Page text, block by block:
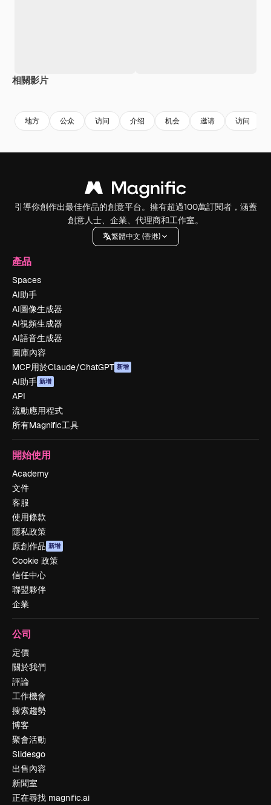
相關影片
地方 公众 访问 介绍 机会 邀请 访问
引導你創作出最佳作品的創意平台。擁有超過100萬訂閱者，涵蓋
創意人士、企業、代理商和工作室。
繁體中文 (香港)
產品
Spaces
AI助手
AI圖像生成器
AI視頻生成器
AI語音生成器
圖庫內容
MCP用於Claude/ChatGPT 新增
AI助手 新增
API
流動應用程式
所有Magnific工具
開始使用
Academy
文件
客服
使用條款
隱私政策
原創作品 新增
Cookie 政策
信任中心
聯盟夥伴
企業
公司
定價
關於我們
評論
工作機會
搜索趨勢
博客
聚會活動
Slidesgo
出售內容
新聞室
正在尋找 magnific.ai